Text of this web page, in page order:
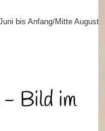
bis Anfang/Mitte August
- Bild im